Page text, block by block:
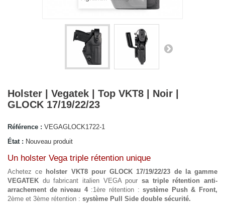
Holster | Vegatek | Top VKT8 | Noir |
GLOCK 17/19/22/23
Référence : VEGAGLOCK1722-1
État : Nouveau produit
Un holster Vega triple rétention unique
Achetez ce holster VKT8 pour GLOCK 17/19/22/23 de la gamme
VEGATEK du fabricant italien VEGA pour sa triple rétention anti-
arrachement de niveau 4:1ère rétention :système Push & Front,
2ème et 3ème rétention : système Pull Side double sécurité.